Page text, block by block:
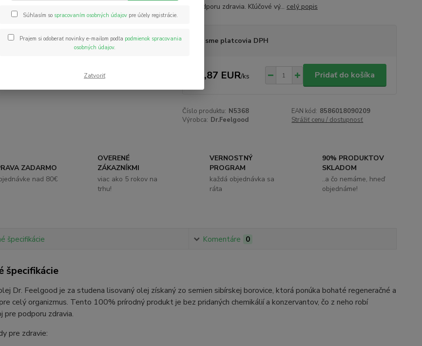
pre podporu zdravia. Kľúčové vý... celý popis
Nie sme platcovia DPH
16,87 EUR/ks Pridať do košíka
Číslo produktu: N5368 EAN kód: 8586018090209
Výrobca: Dr.Feelgood Strážiť cenu / dostupnosť
ZADARMO
nad 80€
OVERENÉ
ZÁKAZNÍKMI
viac ako 5 rokov na
trhu!
VERNOSTNÝ
PROGRAM
každá objednávka sa
ráta
90% PRODUKTOV
SKLADOM
..a čo nemáme, hneď
objednáme!
špecifikácie Komentáre 0
špecifikácie
Dr. Feelgood je za studena lisovaný olej získaný zo semien sibírskej borovice, ktorá ponúka bohaté regeneračné a
celý organizmus. Tento 100% prírodný produkt je bez pridaných chemikálií a konzervantov, čo z neho robí
pre podporu zdravia.
pre zdravie:
Súhlasím so spracovaním osobných údajov pre účely registrácie.
Prajem si odoberať novinky e-mailom podľa podmienok spracovania
osobných údajov.
Zatvoriť